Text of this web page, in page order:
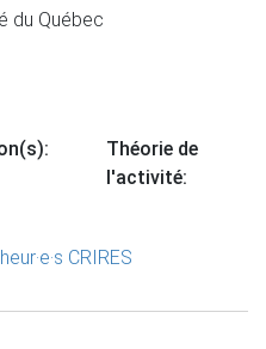
du Québec
Théorie de
l'activité:
CRIRES